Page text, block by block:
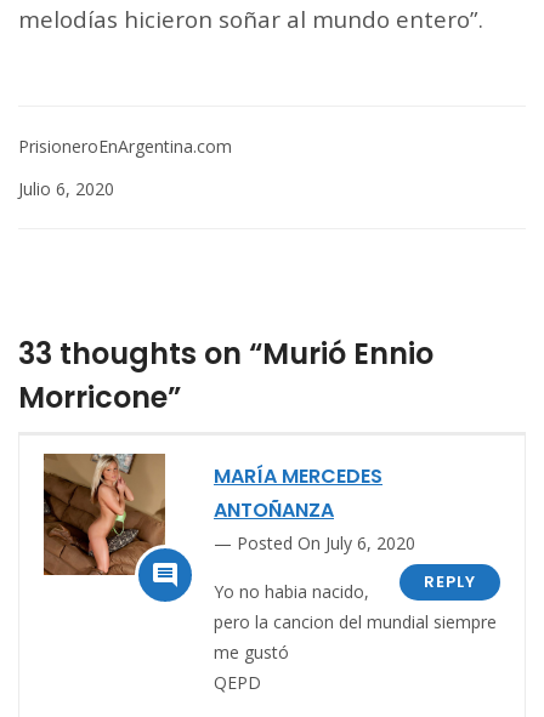
melodías hicieron soñar al mundo entero”.
PrisioneroEnArgentina.com
Julio 6, 2020
33 thoughts on “Murió Ennio
Morricone”

MARÍA MERCEDES
ANTOÑANZA
Posted On July 6, 2020
REPLY
Yo no habia nacido,
pero la cancion del mundial siempre
me gustó
QEPD